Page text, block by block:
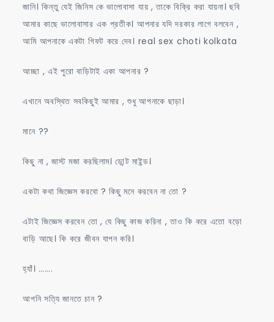
জানি। কিন্তু যেই জিনিস কে ভালোবাসা যায় , তাকে বিক্রি করা যায়না। ছবি
আমার কাছে ভালোবাসার এক প্রতীক। আপনার যদি দরকার লাগে বলবেন ,
আমি আপনাকে একটা গিফট করে দেব। real sex choti kolkata
আচ্ছা , এই পুরো বাড়িটাই একা আপনার ?
এখানে অবস্থিত সবকিছুই আমার , শুধু আপনাকে ছাড়া।
মানে ??
কিছু না , জাস্ট মজা করছিলাম। ডোন্ট মাইন্ড।
একটা কথা জিজ্ঞেস করবো ? কিছু মনে করবেন না তো ?
এটাই জিজ্ঞেস করবেন তো , যে কিছু কাজ করিনা , তাও কি করে এতো বড়ো
বাড়ি আছে। কি করে জীবন যাপন করি।
হ্যাঁ। …….
আপনি সত্যি জানতে চান ?